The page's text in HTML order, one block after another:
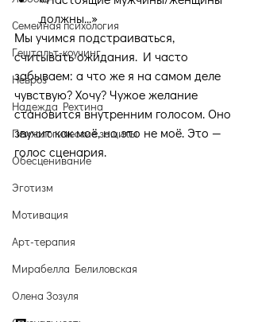
Семейная психология
Гештальт-коучинг
Невроз
Надежда Рехтина
Психологические защиты
Обесценивание
Эготизм
Мотивация
Арт-терапия
Мирабелла Белиловская
Олена Зозуля
должны...»
Мы учимся подстраиваться,
считывать ожидания. И часто
забываем: а что же я на самом деле
чувствую? Хочу? Чужое желание
становится внутренним голосом. Оно
звучит как моё, но это не моё. Это —
голос сценария.